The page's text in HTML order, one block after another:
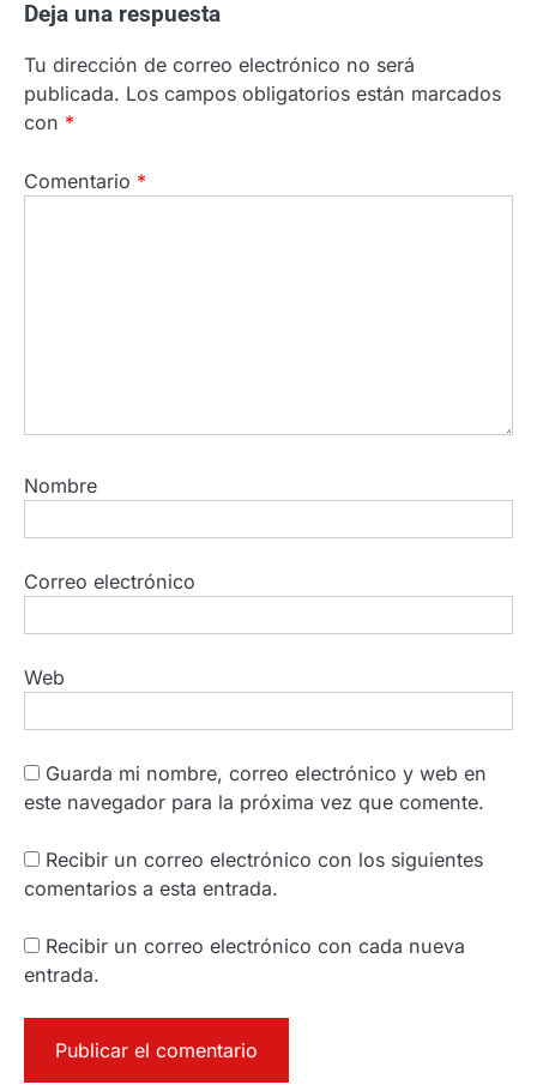
Deja una respuesta
Tu dirección de correo electrónico no será
publicada. Los campos obligatorios están marcados
con *
Comentario *
Nombre
Correo electrónico
Web
Guarda mi nombre, correo electrónico y web en
este navegador para la próxima vez que comente.
Recibir un correo electrónico con los siguientes
comentarios a esta entrada.
Recibir un correo electrónico con cada nueva
entrada.